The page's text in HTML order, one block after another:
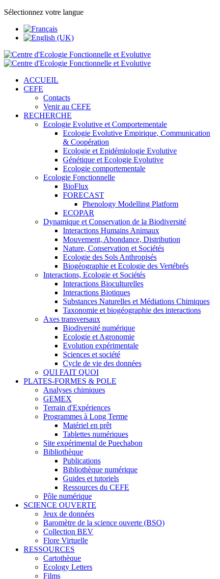
Sélectionnez votre langue
ACCUEIL
CEFE
Contacts
Venir au CEFE
RECHERCHE
Ecologie Evolutive et Comportementale
Ecologie Evolutive Empirique, Communication
& Coopération
Ecologie et Epidémiologie Evolutive
Génétique et Ecologie Evolutive
Ecologie comportementale
Ecologie Fonctionnelle
BioFlux
FORECAST
Phenology Modelling Platform
ECOPAR
Dynamique et Conservation de la Biodiversité
Interactions Humains Animaux
Mouvement, Abondance, Distribution
Nature, Conservation et Sociétés
Ecologie des Sols Anthropisés
Biogéographie et Ecologie des Vertébrés
Interactions, Ecologie et Sociétés
Interactions Bioculturelles
Interactions Biotiques
Substances Naturelles et Médiations Chimiques
Taxonomie et biogéographie des interactions
Axes transversaux
Biodiversité numérique
Ecologie et Agronomie
Evolution expérimentale
Sciences et société
Cycle de vie des données
QUI FAIT QUOI
PLATES-FORMES & POLE
Analyses chimiques
GEMEX
Terrain d'Expériences
Programmes à Long Terme
Matériel en prêt
Tablettes numériques
Site expérimental de Puechabon
Bibliothèque
Publications
Bibliothèque numérique
Guides et tutoriels
Ressources du CEFE
Pôle numérique
SCIENCE OUVERTE
Jeux de données
Baromètre de la science ouverte (BSO)
Collection BEV
Flore Virtuelle
RESSOURCES
Cartothèque
Ecology Letters
Films